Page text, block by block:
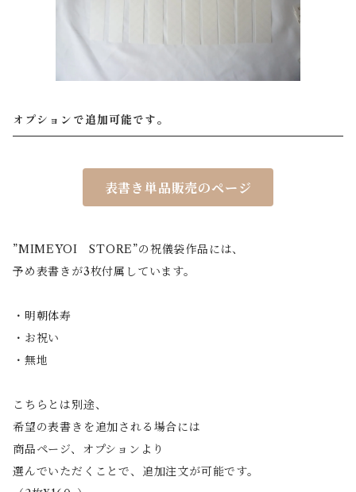
オプションで追加可能です。
表書き単品販売のページ
”MIMEYOI STORE”の祝儀袋作品には、
予め表書きが3枚付属しています。
・明朝体寿
・お祝い
・無地
こちらとは別途、
希望の表書きを追加される場合には
商品ページ、オプションより
選んでいただくことで、追加注文が可能です。